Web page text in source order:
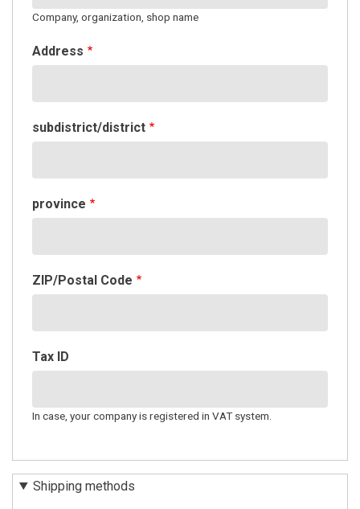
Company, organization, shop name
Address
subdistrict/district
province
ZIP/Postal Code
Tax ID
In case, your company is registered in VAT system.
Shipping methods